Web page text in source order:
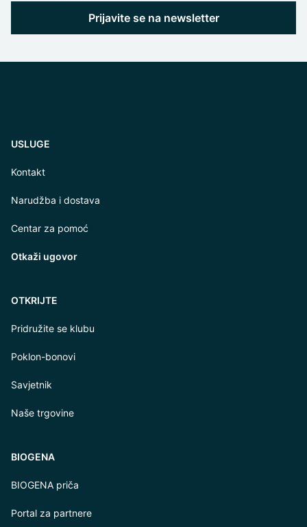
Prijavite se na newsletter
USLUGE
Kontakt
Narudžba i dostava
Centar za pomoć
Otkaži ugovor
OTKRIJTE
Pridružite se klubu
Poklon-bonovi
Savjetnik
Naše trgovine
BIOGENA
BIOGENA priča
Portal za partnere